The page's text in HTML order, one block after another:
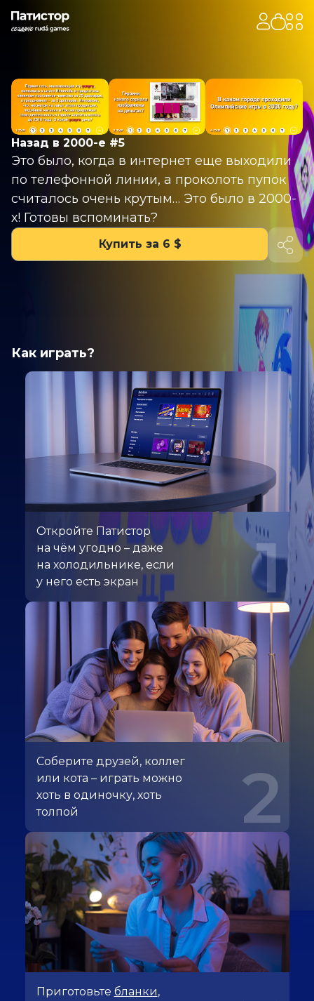
Назад в 2000-е #5
Это было, когда в интернет еще выходили
по телефонной линии, а проколоть пупок
считалось очень крутым… Это было в 2000-
х! Готовы вспоминать?
Купить за 6 $
Как играть?
Откройте Патистор
на чём угодно – даже
на холодильнике, если
у него есть экран
1
Соберите друзей, коллег
или кота – играть можно
хоть в одиночку, хоть
толпой
2
Приготовьте бланки,